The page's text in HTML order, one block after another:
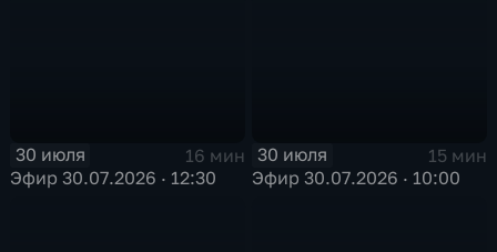
30 июля
16 мин
Эфир 30.07.2026 · 12:30
30 июля
15 мин
Эфир 30.07.2026 · 10:00